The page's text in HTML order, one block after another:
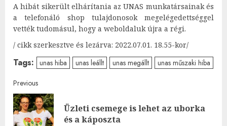
A hibát sikerült elhárítania az UNAS munkatársainak és
a telefonáló shop tulajdonosok megelégedettséggel
vették tudomásul, hogy a weboldaluk újra a régi.
/ cikk szerkesztve és lezárva: 2022.07.01. 18.55-kor/
Tags: unas hiba unas leállt unas megállt unas műszaki hiba
Post
navigation
Previous
Üzleti csemege is lehet az uborka
és a káposzta